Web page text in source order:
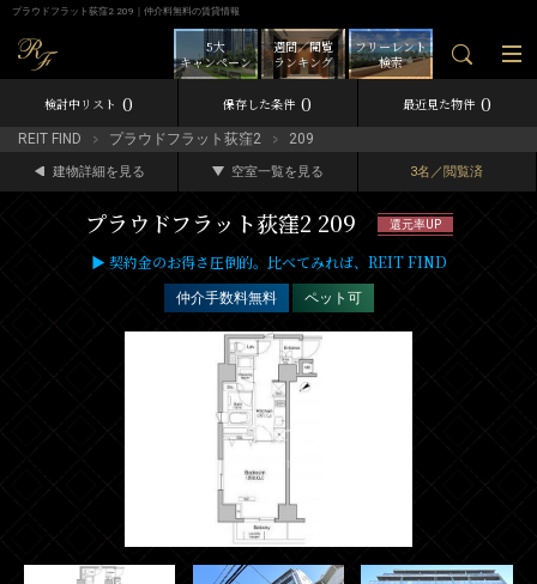
プラウドフラット荻窪2 209｜仲介料無料の賃貸情報
フリーレント
検索
週間／閲覧
ランキング
5大
キャンペーン
検討中リスト 0 保存した条件 0 最近見た物件 0
REIT FIND プラウドフラット荻窪2 209
建物詳細を見る 空室一覧を見る 3名／閲覧済
プラウドフラット荻窪2 209 還元率UP
▶ 契約金のお得さ圧倒的。比べてみれば、REIT FIND
仲介手数料無料 ペット可